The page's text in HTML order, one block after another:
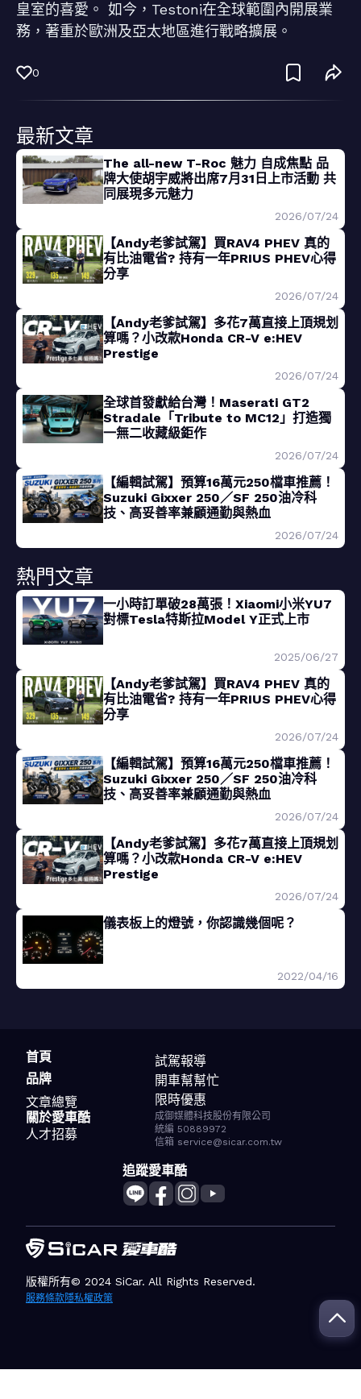
皇室的喜愛。 如今，Testoni在全球範圍內開展業
務，著重於歐洲及亞太地區進行戰略擴展。
0
最新文章
The all-new T-Roc 魅力 自成焦點 品
牌大使胡宇威將出席7月31日上市活動 共
同展現多元魅力
2026/07/24
【Andy老爹試駕】買RAV4 PHEV 真的
有比油電省? 持有一年PRIUS PHEV心得
分享
2026/07/24
【Andy老爹試駕】多花7萬直接上頂規划
算嗎？小改款Honda CR-V e:HEV
Prestige
2026/07/24
全球首發獻給台灣！Maserati GT2
Stradale「Tribute to MC12」打造獨
一無二收藏級鉅作
2026/07/24
【編輯試駕】預算16萬元250檔車推薦！
Suzuki Gixxer 250／SF 250油冷科
技、高妥善率兼顧通勤與熱血
2026/07/24
熱門文章
一小時訂單破28萬張！Xiaomi小米YU7
對標Tesla特斯拉Model Y正式上市
2025/06/27
【Andy老爹試駕】買RAV4 PHEV 真的
有比油電省? 持有一年PRIUS PHEV心得
分享
2026/07/24
【編輯試駕】預算16萬元250檔車推薦！
Suzuki Gixxer 250／SF 250油冷科
技、高妥善率兼顧通勤與熱血
2026/07/24
【Andy老爹試駕】多花7萬直接上頂規划
算嗎？小改款Honda CR-V e:HEV
Prestige
2026/07/24
儀表板上的燈號，你認識幾個呢？
2022/04/16
首頁
品牌
文章總覽
試駕報導
開車幫幫忙
限時優惠
關於愛車酷
人才招募
成御媒體科技股份有限公司
統編 50889972
信箱 service@sicar.com.tw
追蹤愛車酷
版權所有© 2024 SiCar. All Rights Reserved.
服務條款隱私權政策